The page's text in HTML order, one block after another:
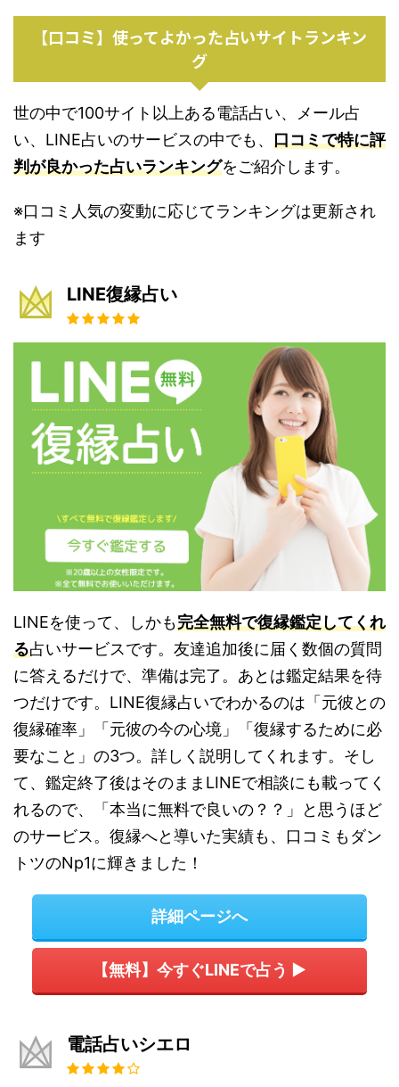
【口コミ】使ってよかった占いサイトランキン
グ
世の中で100サイト以上ある電話占い、メール占
い、LINE占いのサービスの中でも、 口コミで特に評
判が良かった占いランキングをご紹介します。
※口コミ人気の変動に応じてランキングは更新され
ます
LINE復縁占い
LINEを使って、しかも完全無料で復縁鑑定してくれ
る占いサービスです。友達追加後に届く数個の質問
に答えるだけで、準備は完了。あとは鑑定結果を待
つだけです。LINE復縁占いでわかるのは「元彼との
復縁確率」「元彼の今の心境」「復縁するために必
要なこと」の3つ。詳しく説明してくれます。そし
て、鑑定終了後はそのままLINEで相談にも載ってく
れるので、「本当に無料で良いの？？」と思うほど
のサービス。復縁へと導いた実績も、口コミもダン
トツのNp1に輝きました！
詳細ページへ
【無料】今すぐLINEで占う ▶
電話占いシエロ